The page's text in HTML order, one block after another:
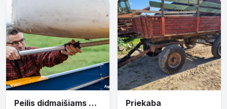
Peilis didmaišiams prapjauti Priekaba